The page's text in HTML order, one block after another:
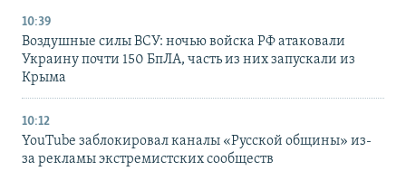
10:39
Воздушные силы ВСУ: ночью войска РФ атаковали
Украину почти 150 БпЛА, часть из них запускали из
Крыма
10:12
YouTube заблокировал каналы «Русской общины» из-
за рекламы экстремистских сообществ